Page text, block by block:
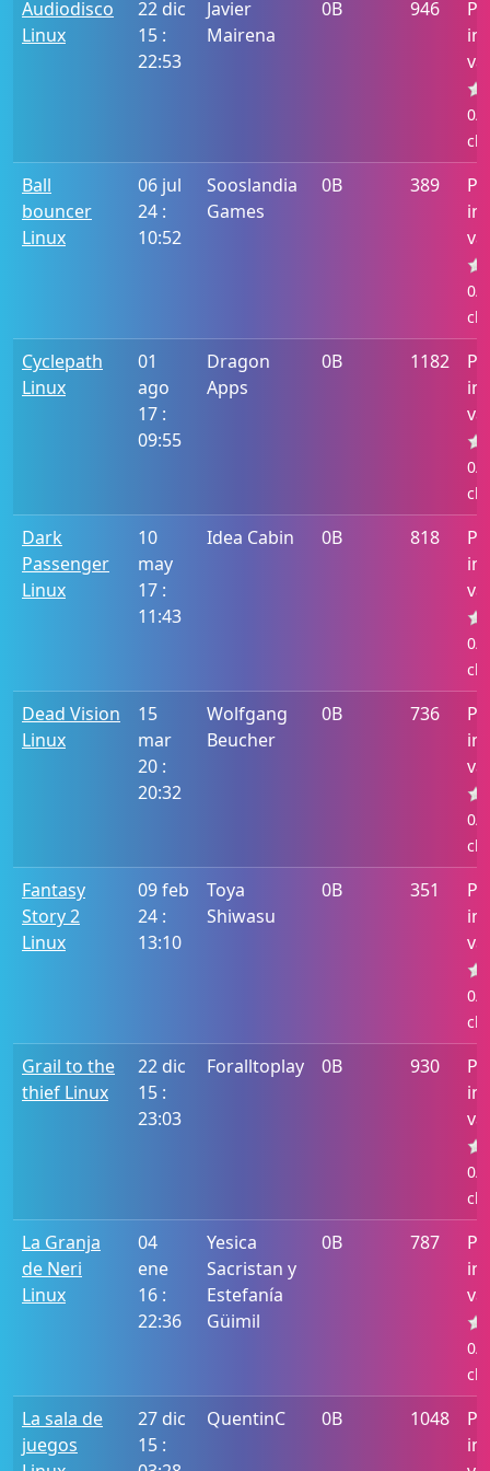
Audiodisco
Linux
22 dic
15 :
22:53
Javier
Mairena
0B 946
0/
Ball
bouncer
Linux
06 jul
24 :
10:52
Sooslandia
Games
0B 389
0/
Cyclepath
Linux
01
ago
17 :
09:55
Dragon
Apps
0B 1182
0/
Dark
Passenger
Linux
10
may
17 :
11:43
Idea Cabin 0B 818
0/
Dead Vision
Linux
15
mar
20 :
20:32
Wolfgang
Beucher
0B 736
0/
Fantasy
Story 2
Linux
09 feb
24 :
13:10
Toya
Shiwasu
0B 351
0/
Grail to the
thief Linux
22 dic
15 :
23:03
Foralltoplay 0B 930
0/
La Granja
de Neri
Linux
04
ene
16 :
22:36
Yesica
Sacristan y
Estefanía
Güimil
0B 787
0/
La sala de
juegos
27 dic
15 :
QuentinC 0B 1048